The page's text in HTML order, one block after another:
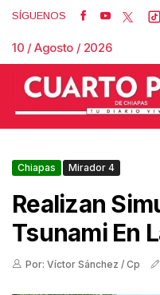
SÍGUENOS
10 / Agosto / 2026
Chiapas Mirador 4
Realizan
Tsunami En
Por: Víctor Sánchez / Cp